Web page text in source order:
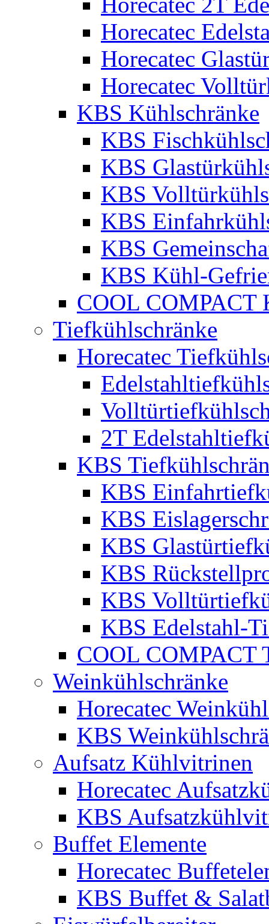
Horecatec
Horecatec
Horecatec
KBS Kühlschränke
KBS
KBS
KBS
KBS
KBS
KBS Kühl-
COOL COMPACT
Tiefkühlschränke
Horecatec
2T
KBS
KBS
KBS
KBS
KBS
KBS
KBS Edelstahl-
COOL COMPACT
Weinkühlschränke
Horecatec
KBS
Aufsatz Kühlvitrinen
Horecatec
KBS
Buffet Elemente
Horecatec
KBS Buffet &